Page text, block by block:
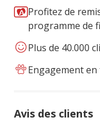
Profitez de
programme de
Plus de 40.000
Engagement
Avis des clients